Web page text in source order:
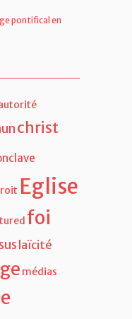
pontifical en
christ
Eglise
foi
laïcité
médias